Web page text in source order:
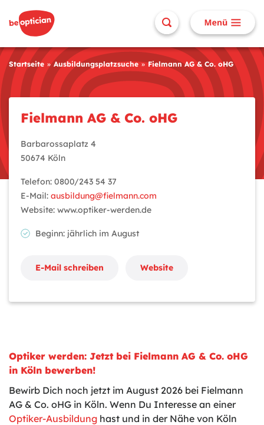
Startseite Ausbildungsplatzsuche Fielmann AG & Co. oHG
Fielmann AG & Co. oHG
Barbarossaplatz 4
50674 Köln
Telefon: 0800/243 54 37
E-Mail: ausbildung@fielmann.com
Website: www.optiker-werden.de
Beginn: jährlich im August
E-Mail schreiben Website
Optiker werden: Jetzt bei Fielmann AG & Co. oHG
in Köln bewerben!
Bewirb Dich noch jetzt im August 2026 bei Fielmann
AG & Co. oHG in Köln. Wenn Du Interesse an einer
Optiker-Ausbildung hast und in der Nähe von Köln